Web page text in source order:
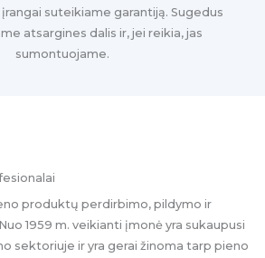
suteikiame garantiją. Sugedus
atsargines dalis ir, jei reikia, jas
sumontuojame.
produktų perdirbimo, pildymo ir
1959 m. veikianti įmonė yra sukaupusi
sektoriuje ir yra gerai žinoma tarp pieno